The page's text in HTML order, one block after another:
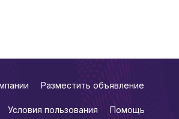
Разместить объявление
Условия пользования Помощь